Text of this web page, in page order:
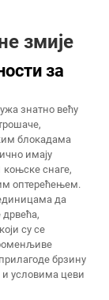
змије
за
знатно већу
блокадама
имају
снаге,
оптерећењем.
да
дрвећа,
су се
брзину
условима цеви